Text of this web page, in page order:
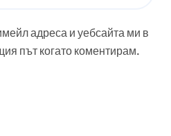
адреса и уебсайта ми в
път когато коментирам.